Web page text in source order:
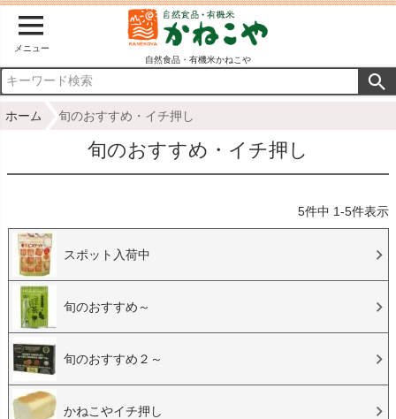
メニュー
自然食品・有機米かねこや
ホーム 旬のおすすめ・イチ押し
旬のおすすめ・イチ押し
5件中 1-5件表示
スポット入荷中
旬のおすすめ～
旬のおすすめ２～
かねこやイチ押し